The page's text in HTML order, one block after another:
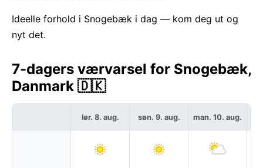
Ideelle forhold i Snogebæk i dag — kom deg ut og
nyt det.
7-dagers værvarsel for Snogebæk,
Danmark 🇩🇰
lør. 8. aug. søn. 9. aug. man. 10. aug.